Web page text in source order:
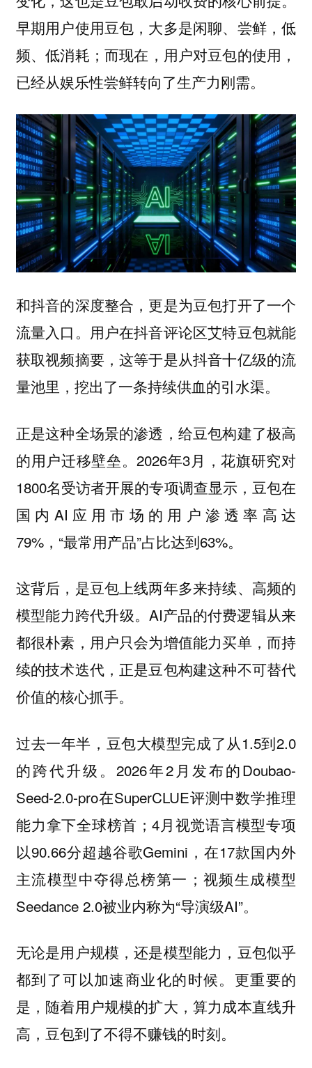
早期用户使用豆包，大多是闲聊、尝鲜，低
频、低消耗；而现在，用户对豆包的使用，
已经从娱乐性尝鲜转向了生产力刚需。
和抖音的深度整合，更是为豆包打开了一个
流量入口。用户在抖音评论区艾特豆包就能
获取视频摘要，这等于是从抖音十亿级的流
量池里，挖出了一条持续供血的引水渠。
正是这种全场景的渗透，给豆包构建了极高
的用户迁移壁垒。2026年3月，花旗研究对
1800名受访者开展的专项调查显示，豆包在
国内AI应用市场的用户渗透率高达
79%，“最常用产品”占比达到63%。
这背后，是豆包上线两年多来持续、高频的
模型能力跨代升级。AI产品的付费逻辑从来
都很朴素，用户只会为增值能力买单，而持
续的技术迭代，正是豆包构建这种不可替代
价值的核心抓手。
过去一年半，豆包大模型完成了从1.5到2.0
的跨代升级。2026年2月发布的Doubao-
Seed-2.0-pro在SuperCLUE评测中数学推理
能力拿下全球榜首；4月视觉语言模型专项
以90.66分超越谷歌Gemini，在17款国内外
主流模型中夺得总榜第一；视频生成模型
Seedance 2.0被业内称为“导演级AI”。
无论是用户规模，还是模型能力，豆包似乎
都到了可以加速商业化的时候。 更重要的
是，随着用户规模的扩大，算力成本直线升
高，豆包到了不得不赚钱的时刻。